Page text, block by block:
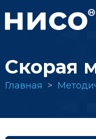
основному
Скорая
Строка
Главная